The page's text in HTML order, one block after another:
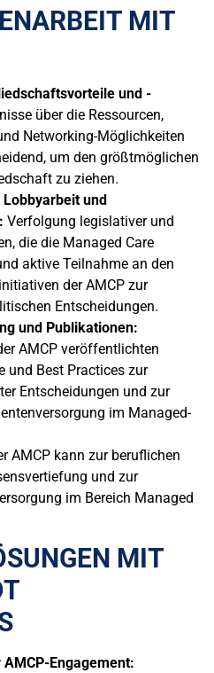
MIT
und -
über die Ressourcen,
Networking-Möglichkeiten
um den größtmöglichen
zu ziehen.
und
Verfolgung legislativer und
die die Managed Care
aktive Teilnahme an den
der AMCP zur
Entscheidungen.
und Publikationen:
AMCP veröffentlichten
und Best Practices zur
Entscheidungen und zur
im Managed-
AMCP kann zur beruflichen
und zur
im Bereich Managed
MIT
Engagement: